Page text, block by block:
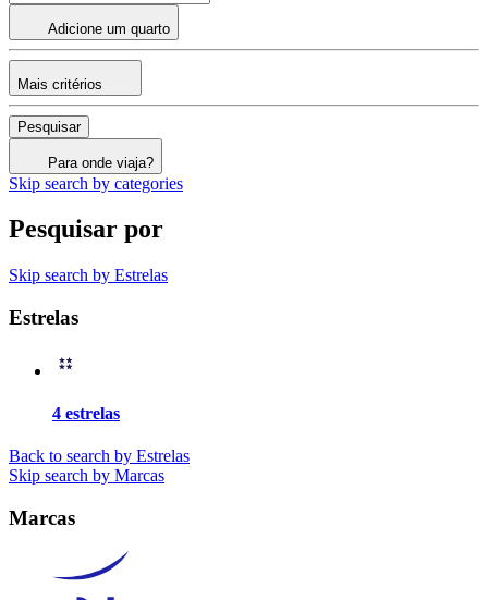
Adicione um quarto
Mais critérios
Pesquisar
Para onde viaja?
Skip search by categories
Pesquisar por
Skip search by Estrelas
Estrelas
4 estrelas
Back to search by Estrelas
Skip search by Marcas
Marcas